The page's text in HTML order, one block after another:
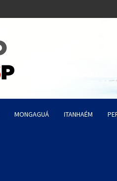
Estação
MONGAGUÁ ITANHAÉM